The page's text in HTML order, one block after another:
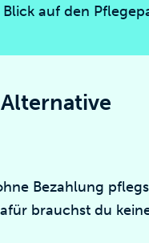
auf den
Bezahlung
brauchst du